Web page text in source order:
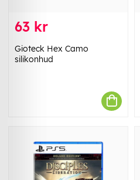
63 kr
Gioteck Hex Camo
silikonhud